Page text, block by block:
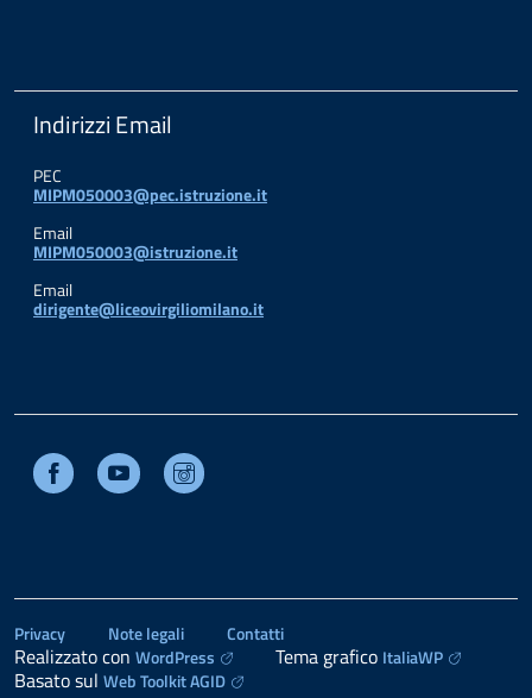
Indirizzi Email
PEC
MIPM050003@pec.istruzione.it
Email
MIPM050003@istruzione.it
Email
dirigente@liceovirgiliomilano.it
Facebook Youtube
Privacy Note legali Contatti
Realizzato con WordPress Tema grafico ItaliaWP
Basato sul Web Toolkit AGID